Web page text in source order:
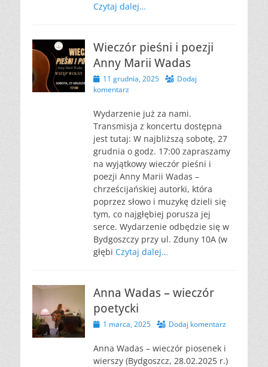
Czytaj dalej…
Wieczór pieśni i poezji
Anny Marii Wadas
Opublikowano
11 grudnia, 2025
Dodaj
komentarz
Wydarzenie już za nami.
Transmisja z koncertu dostępna
jest tutaj: W najbliższą sobotę, 27
grudnia o godz. 17:00 zapraszamy
na wyjątkowy wieczór pieśni i
poezji Anny Marii Wadas –
chrześcijańskiej autorki, która
poprzez słowo i muzykę dzieli się
tym, co najgłębiej porusza jej
serce. Wydarzenie odbędzie się w
Bydgoszczy przy ul. Zduny 10A (w
głębi Czytaj dalej…
Anna Wadas – wieczór
poetycki
Opublikowano
1 marca, 2025 Dodaj komentarz
Anna Wadas – wieczór piosenek i
wierszy (Bydgoszcz, 28.02.2025 r.)